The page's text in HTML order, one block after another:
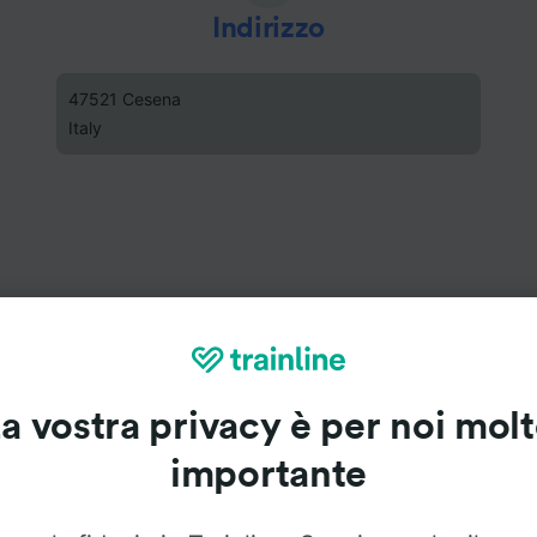
Indirizzo
47521 Cesena
Italy
Stazione di Cesena
vostra privacy è per noi
importante